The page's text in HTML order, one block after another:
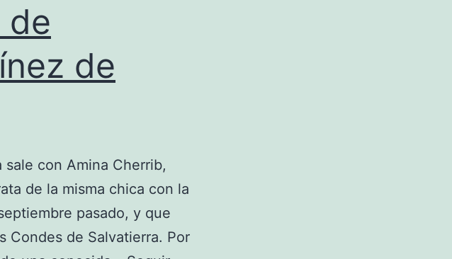
de
de
con Amina Cherrib,
de la misma chica con la
pasado, y que
Condes de Salvatierra. Por